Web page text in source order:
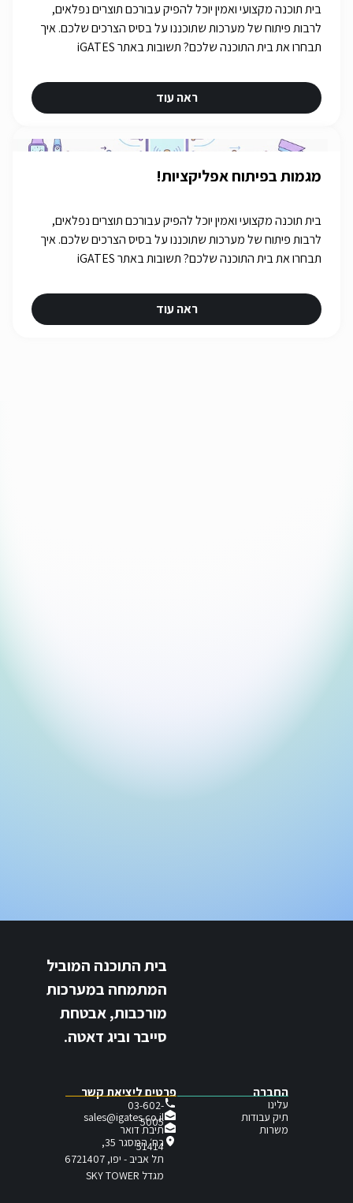
בית תוכנה מקצועי ואמין יוכל להפיק עבורכם תוצרים נפלאים,
לרבות פיתוח של מערכות שתוכננו על בסיס הצרכים שלכם. איך
תבחרו את בית התוכנה שלכם? תשובות באתר iGATES
ראה עוד
מגמות בפיתוח אפליקציות!
בית תוכנה מקצועי ואמין יוכל להפיק עבורכם תוצרים נפלאים,
לרבות פיתוח של מערכות שתוכננו על בסיס הצרכים שלכם. איך
תבחרו את בית התוכנה שלכם? תשובות באתר iGATES
ראה עוד
בית התוכנה המוביל
המתמחה במערכות
מורכבות, אבטחת
סייבר וביג דאטה.
פרטים ליציאת קשר
03-602-
5005
sales@igates.co.il
תיבת דואר
51414
רח׳ המסגר 35,
תל אביב - יפו, 6721407
מגדל SKY TOWER
החברה
עלינו
תיק עבודות
משרות